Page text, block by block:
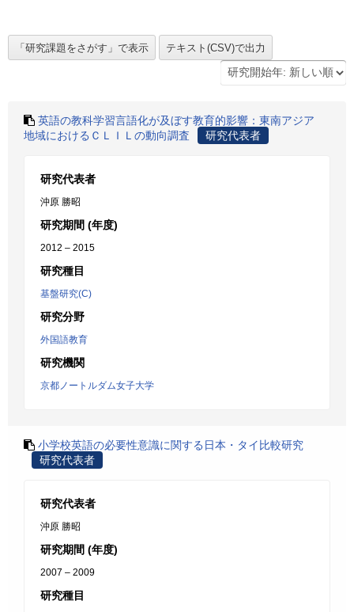
英語の教科学習言語化が及ぼす教育的影響：東南アジア
地域におけるＣＬＩＬの動向調査
研究代表者
研究代表者
沖原 勝昭
研究期間 (年度)
2012 – 2015
研究種目
基盤研究(C)
研究分野
外国語教育
研究機関
京都ノートルダム女子大学
小学校英語の必要性意識に関する日本・タイ比較研究
研究代表者
研究代表者
沖原 勝昭
研究期間 (年度)
2007 – 2009
研究種目